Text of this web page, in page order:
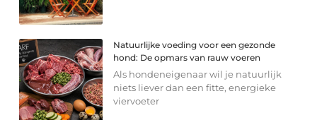
Natuurlijke voeding voor een gezonde
hond: De opmars van rauw voeren
Als hondeneigenaar wil je natuurlijk
niets liever dan een fitte, energieke
viervoeter